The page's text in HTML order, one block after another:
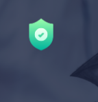
contenu